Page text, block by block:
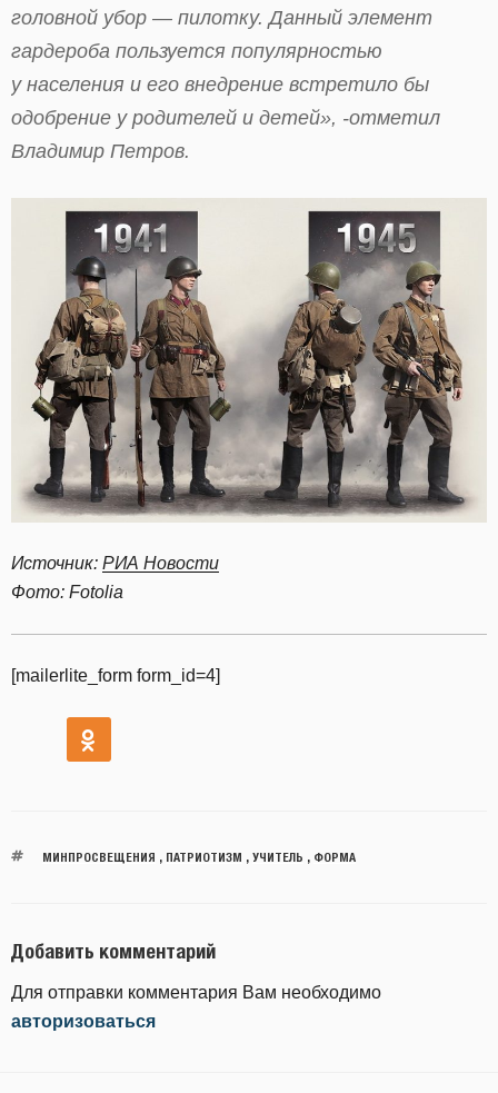
головной убор — пилотку. Данный элемент
гардероба пользуется популярностью
у населения и его внедрение встретило бы
одобрение у родителей и детей», -отметил
Владимир Петров.
Источник: РИА Новости
Фото: Fotolia
[mailerlite_form form_id=4]
МИНПРОСВЕЩЕНИЯ , ПАТРИОТИЗМ , УЧИТЕЛЬ , ФОРМА
Добавить комментарий
Для отправки комментария Вам необходимо
авторизоваться